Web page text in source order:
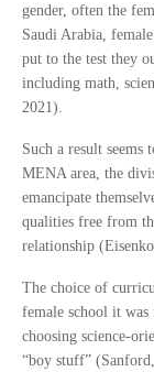
gender, often the
Saudi Arabia,
put to the test they
including math,
2021).
Such a result
MENA area, the
emancipate
qualities free from
relationship
The choice of
female school it
choosing science-
“boy stuff”